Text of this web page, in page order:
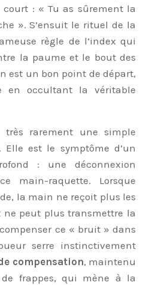
: « Tu as sûrement la
». S’ensuit le rituel de la
règle de l’index qui
la paume et le bout des
est un bon point de départ,
en occultant la véritable
très rarement une simple
est le symptôme d’un
: une déconnexion
main-raquette. Lorsque
la main ne reçoit plus les
ne peut plus transmettre la
ce « bruit » dans
serre instinctivement
compensation, maintenu
frappes, qui mène à la